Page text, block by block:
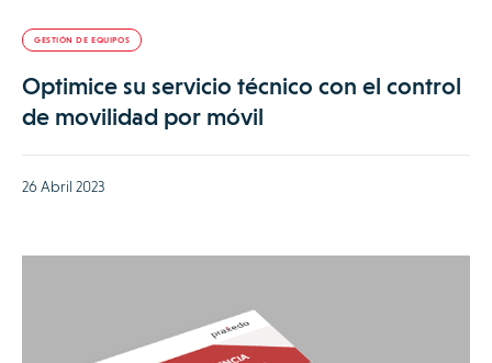
GESTIÓN DE EQUIPOS
Optimice su servicio técnico con el control
de movilidad por móvil
26 Abril 2023